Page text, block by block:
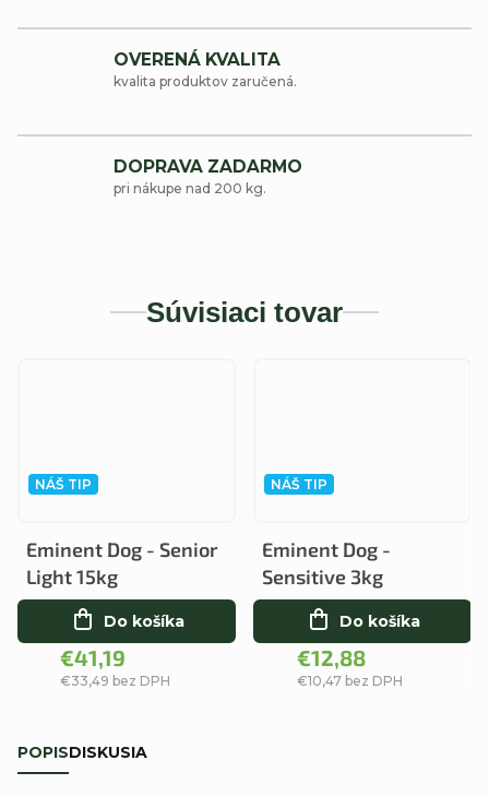
OVERENÁ KVALITA
kvalita produktov zaručená.
DOPRAVA ZADARMO
pri nákupe nad 200 kg.
Súvisiaci tovar
NÁŠ TIP
Eminent Dog - Senior
Light 15kg
€33,49 bez DPH
€41,19
Do košíka
NÁŠ TIP
Eminent Dog -
Sensitive 3kg
€10,47 bez DPH
€12,88
Do košíka
POPISDISKUSIA